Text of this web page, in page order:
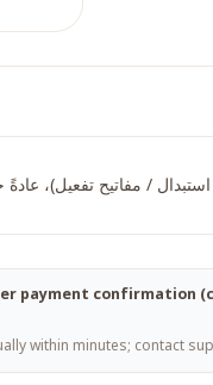
استبدال / مفاتيح تفعيل)،
payment confirmation
within minutes; contact